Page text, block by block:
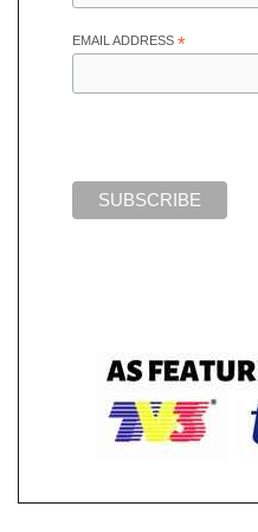
EMAIL ADDRESS *